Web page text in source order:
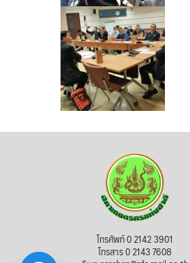
โทรศัพท์ 0 2142 3901
โทรสาร 0 2143 7608